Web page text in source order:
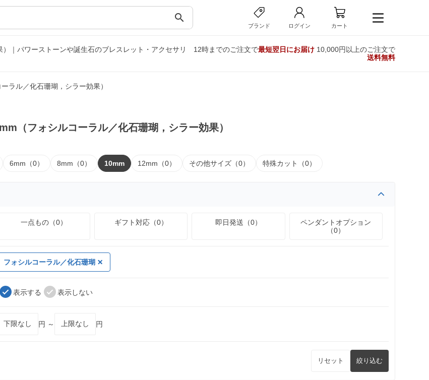
search
ブランド ログイン カート
｜パワーストーンや誕生石のブレスレット・アクセサリ
12時までのご注文で最短翌日にお届け10,000円以上のご注文で
送料無料
ラル／化石珊瑚，シラー効果）
（フォシルコーラル／化石珊瑚，シラー効果）
6mm（0） 8mm（0） 10mm 12mm（0） その他サイズ（0） 特殊カット（0）
一点もの（0） ギフト対応（0） 即日発送（0）
ペンダントオプション
（0）
フォシルコーラル／化石珊瑚
表示する 表示しない
円 ～ 円
リセット 絞り込む